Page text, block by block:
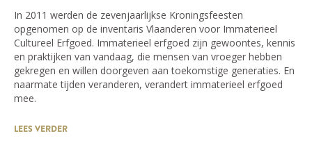
In 2011 werden de zevenjaarlijkse Kroningsfeesten
opgenomen op de inventaris Vlaanderen voor Immaterieel
Cultureel Erfgoed. Immaterieel erfgoed zijn gewoontes, kennis
en praktijken van vandaag, die mensen van vroeger hebben
gekregen en willen doorgeven aan toekomstige generaties. En
naarmate tijden veranderen, verandert immaterieel erfgoed
mee.
LEES VERDER